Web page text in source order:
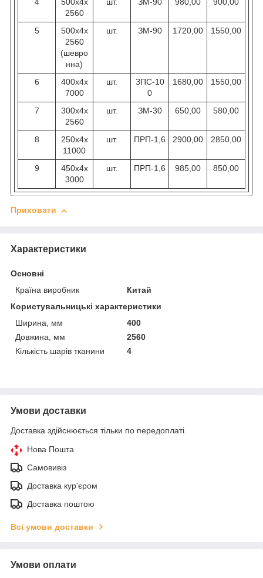
4
500х4х
2560
шт. ЗМ-90 980,00 900,00
5
500х4х
2560
(шевро
нна)
шт. ЗМ-90 1720,00 1550,00
6
400х4х
7000
шт.
ЗПС-10
0
1680,00 1550,00
7
300х4х
2560
шт. ЗМ-30 650,00 580,00
8
250х4х
11000
шт. ПРП-1,6 2900,00 2850,00
9
450х4х
3000
шт. ПРП-1,6 985,00 850,00
Приховати
Характеристики
Основні
Країна виробник
Китай
Користувальницькі характеристики
Ширина, мм
400
Довжина, мм
2560
Кількість шарів тканини
4
Умови доставки
Доставка здійснюється тільки по передоплаті.
Нова Пошта
Самовивіз
Доставка кур'єром
Доставка поштою
Всі умови доставки
Умови оплати